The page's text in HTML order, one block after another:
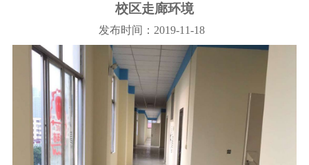
校区走廊环境
发布时间：2019-11-18